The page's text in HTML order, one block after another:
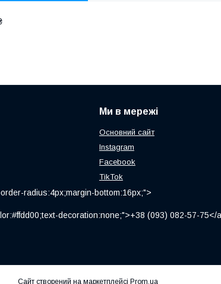
Ми в мережі
Основний сайт
Instagram
Facebook
TikTok
radius:4px;margin-bottom:16px;">
decoration:none;">+38 (093) 082-57-
Сайт створений на маркетплейсі Prom.ua